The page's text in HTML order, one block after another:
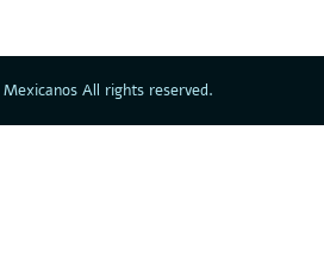
All rights reserved.